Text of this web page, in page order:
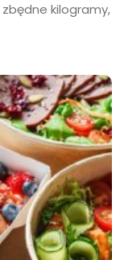
kilogramy,